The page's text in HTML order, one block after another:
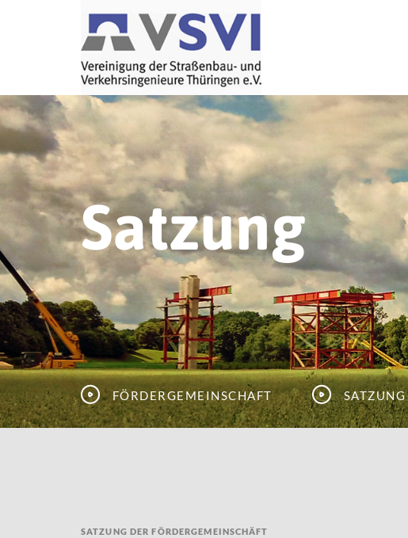
Satzung
Fördergemeinschaft Satzung
Satzung der Fördergemeinschäft